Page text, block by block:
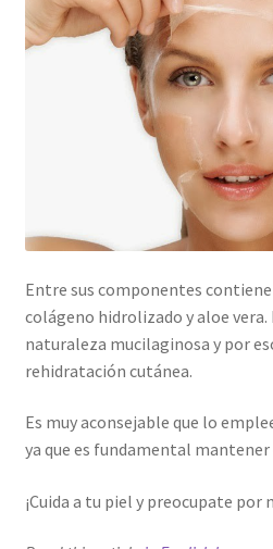
Entre sus componentes
colágeno hidrolizado y aloe vera.
naturaleza mucilaginosa y por
rehidratación cutánea.
Es muy aconsejable que lo
ya que es fundamental
¡Cuida a tu piel y preocupate